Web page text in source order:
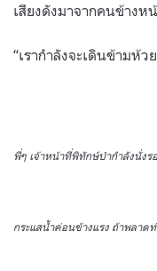
เสียงดังมาจากคนข้างห
“เรากำลังจะเดินข้ามห้ว
พี่ๆ เจ้าหน้าที่พิทักษ์ป่ากำลังนั่งร
กระแสน้ำค่อนข้างแรง ถ้าพลาด